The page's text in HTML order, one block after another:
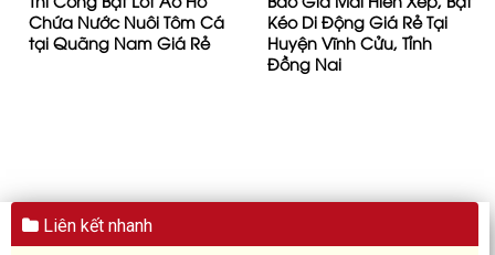
Chứa Nước Nuôi Tôm Cá
tại Quãng Nam Giá Rẻ
Kéo Di Động Giá Rẻ Tại
Huyện Vĩnh Cửu, Tỉnh
Đồng Nai
Liên kết nhanh